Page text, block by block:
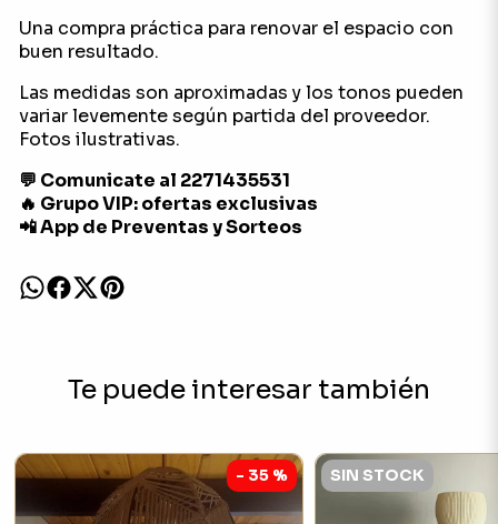
Una compra práctica para renovar el espacio con
buen resultado.
Las medidas son aproximadas y los tonos pueden
variar levemente según partida del proveedor.
Fotos ilustrativas.
💬 Comunicate al 2271435531
🔥 Grupo VIP: ofertas exclusivas
📲 App de Preventas y Sorteos
Te puede interesar también
- 35 % SIN STOCK